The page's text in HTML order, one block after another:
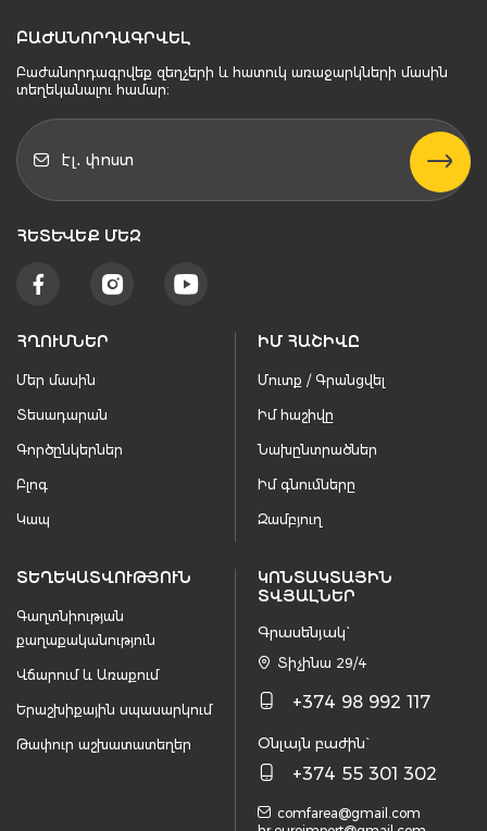
ԲԱԺԱՆՈՐԴԱԳՐՎԵԼ
Բաժանորդագրվեք զեղչերի և հատուկ առաջարկների մասին
տեղեկանալու համար։
ՀԵՏԵՒԵՔ ՄԵԶ
ՀՂՈՒՄՆԵՐ
Մեր մասին
Տեսադարան
Գործընկերներ
Բլոգ
Կապ
ԻՄ ՀԱՇԻՎԸ
Մուտք / Գրանցվել
Իմ հաշիվը
Նախընտրածներ
Իմ գնումները
Զամբյուղ
ՏԵՂԵԿԱՏՎՈՒԹՅՈՒՆ
Գաղտնիության
քաղաքականություն
Վճարում և Առաքում
Երաշխիքային սպասարկում
Թափուր աշխատատեղեր
ԿՈՆՏԱԿՏԱՅԻՆ
ՏՎՅԱԼՆԵՐ
Գրասենյակ`
Տիչինա 29/4
+374 98 992 117
Օնլայն բաժին`
+374 55 301 302
comfarea@gmail.com